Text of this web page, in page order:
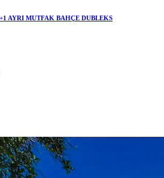
AYRI MUTFAK BAHÇE DUBLEKS